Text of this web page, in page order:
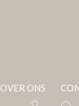
OVER ONS